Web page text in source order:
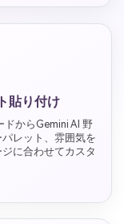
貼り付け
からGemini AI 野
レット、雰囲気を
に合わせてカスタ